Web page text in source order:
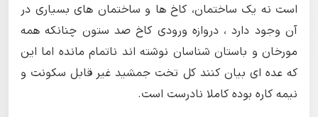
است نه یک ساختمان، کاخ ها و ساختمان های بسیاری در
آن وجود دارد ، دروازه ورودی کاخ صد ستون چنانکه همه
مورخان و باستان شناسان نوشته اند ناتمام مانده اما این
که عده ای بیان کنند کل تخت جمشید غیر قابل سکونت و
نیمه کاره بوده کاملا نادرست است.